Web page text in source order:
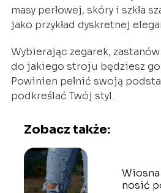
masy perłowej, skóry i szkła
jako przykład dyskretnej
Wybierając zegarek,
do jakiego stroju będziesz
Powinien pełnić swoją
podkreślać Twój styl.
Zobacz także:
Wiosna
nosić